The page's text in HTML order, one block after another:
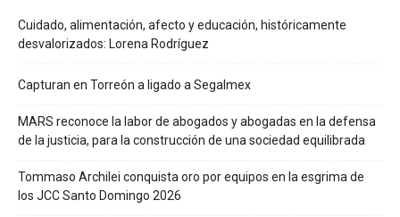
Cuidado, alimentación, afecto y educación, históricamente
desvalorizados: Lorena Rodríguez
Capturan en Torreón a ligado a Segalmex
MARS reconoce la labor de abogados y abogadas en la defensa
de la justicia, para la construcción de una sociedad equilibrada
Tommaso Archilei conquista oro por equipos en la esgrima de
los JCC Santo Domingo 2026